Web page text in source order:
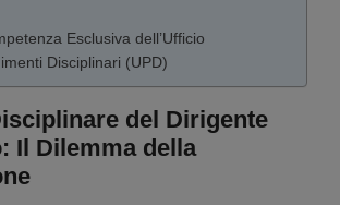
Esclusiva dell’Ufficio
Disciplinari (UPD)
del Dirigente
Il Dilemma della